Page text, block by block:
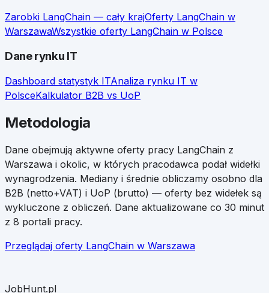
Zarobki LangChain — cały krajOferty LangChain w
WarszawaWszystkie oferty LangChain w Polsce
Dane rynku IT
Dashboard statystyk ITAnaliza rynku IT w
PolsceKalkulator B2B vs UoP
Metodologia
Dane obejmują aktywne oferty pracy LangChain z
Warszawa i okolic, w których pracodawca podał widełki
wynagrodzenia. Mediany i średnie obliczamy osobno dla
B2B (netto+VAT) i UoP (brutto) — oferty bez widełek są
wykluczone z obliczeń. Dane aktualizowane co 30 minut
z 8 portali pracy.
Przeglądaj oferty LangChain w Warszawa
JobHunt.pl